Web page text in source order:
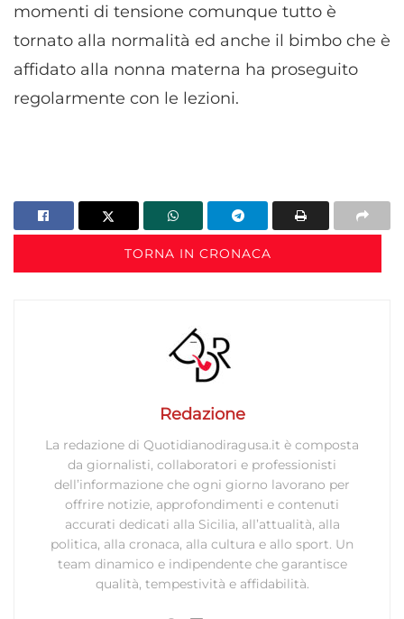
momenti di tensione comunque tutto è
tornato alla normalità ed anche il bimbo che è
affidato alla nonna materna ha proseguito
regolarmente con le lezioni.
TORNA IN CRONACA
Redazione
La redazione di Quotidianodiragusa.it è composta
da giornalisti, collaboratori e professionisti
dell’informazione che ogni giorno lavorano per
offrire notizie, approfondimenti e contenuti
accurati dedicati alla Sicilia, all’attualità, alla
politica, alla cronaca, alla cultura e allo sport. Un
team dinamico e indipendente che garantisce
qualità, tempestività e affidabilità.